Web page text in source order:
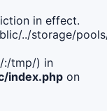
in effect.
../storage/
:/tmp/) in
index.php on